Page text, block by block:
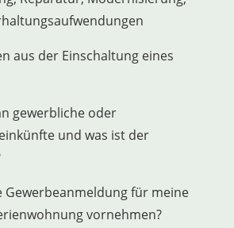
aus der Einschaltung eines
gewerbliche oder
und was ist der
Gewerbeanmeldung für meine
vornehmen?